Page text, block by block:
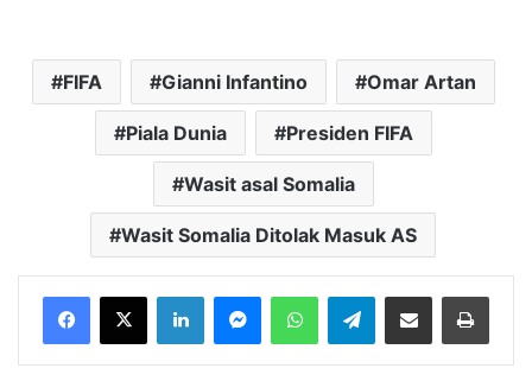
FIFA Gianni Infantino Omar Artan
Piala Dunia Presiden FIFA
Wasit asal Somalia
Wasit Somalia Ditolak Masuk AS
LinkedInMessengerWhatsAppTelegramBagikan melalui Email Cetak